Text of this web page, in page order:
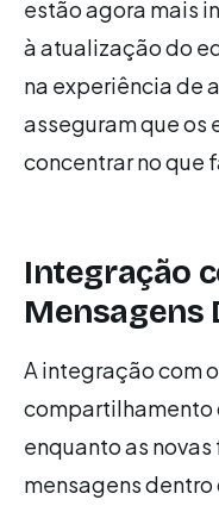
estão agora mais
à atualização do
na experiência de
asseguram que os
concentrar no que
Integração
Mensagens
A integração com
compartilhamento
enquanto as
mensagens dentro